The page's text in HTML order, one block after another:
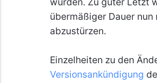
übermäßiger Dauer
abzustürzen.
Einzelheiten zu den
Versionsankündigung